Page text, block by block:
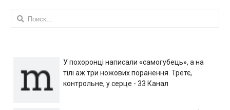
Найти:
У похоронці написали «самогубець», а на
тілі аж три ножових поранення. Третє,
контрольне, у серце - 33 Канал